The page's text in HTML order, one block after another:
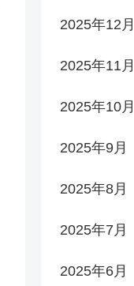
2025年12月
2025年11月
2025年10月
2025年9月
2025年8月
2025年7月
2025年6月